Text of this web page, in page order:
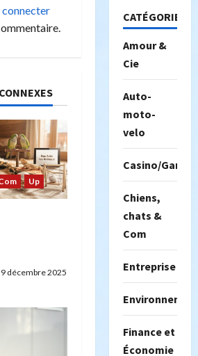
connecter
Up
9 décembre 2025
CATÉGORIES
Amour &
Cie
Auto-
moto-
velo
Casino/
Chiens,
chats &
Com
Entreprise
Finance et
Économie